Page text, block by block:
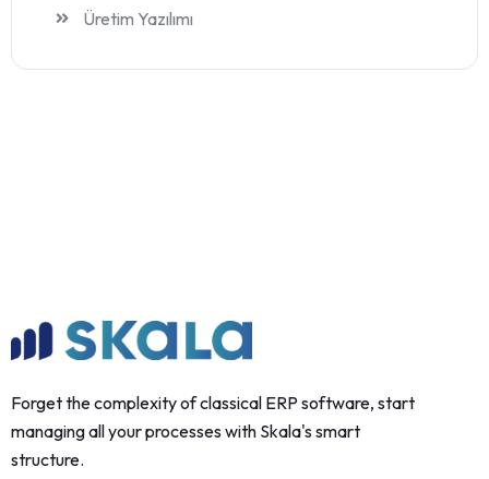
Üretim Yazılımı
Forget the complexity of classical ERP software, start
managing all your processes with Skala's smart
structure.